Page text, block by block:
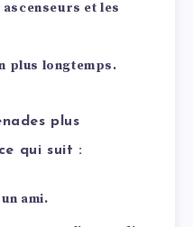
et les
plus longtemps.
plus
qui suit :
ami.